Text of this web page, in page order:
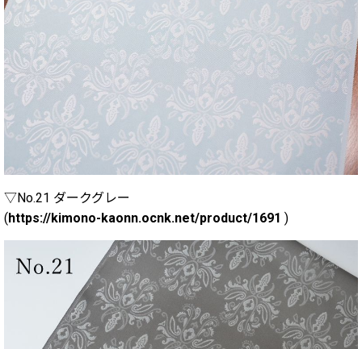
▽No.21 ダークグレー
(https://kimono-kaonn.ocnk.net/product/1691 )